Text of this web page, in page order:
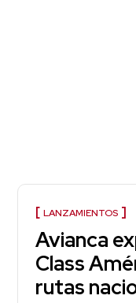
LANZAMIENTOS
Avianca
Class
rutas